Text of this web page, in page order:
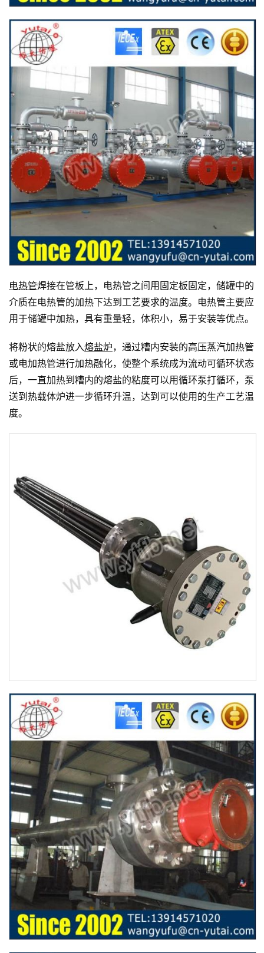
电热管焊接在管板上，电热管之间用固定板固定，储罐中的
介质在电热管的加热下达到工艺要求的温度。电热管主要应
用于储罐中加热，具有重量轻，体积小，易于安装等优点。
将粉状的熔盐放入熔盐炉，通过糟内安装的高压蒸汽加热管
或电加热管进行加热融化，使整个系统成为流动可循环状态
后，一直加热到糟内的熔盐的粘度可以用循环泵打循环，泵
送到热载体炉进一步循环升温，达到可以使用的生产工艺温
度。